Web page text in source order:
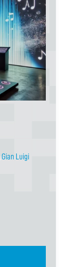
Gian Luigi